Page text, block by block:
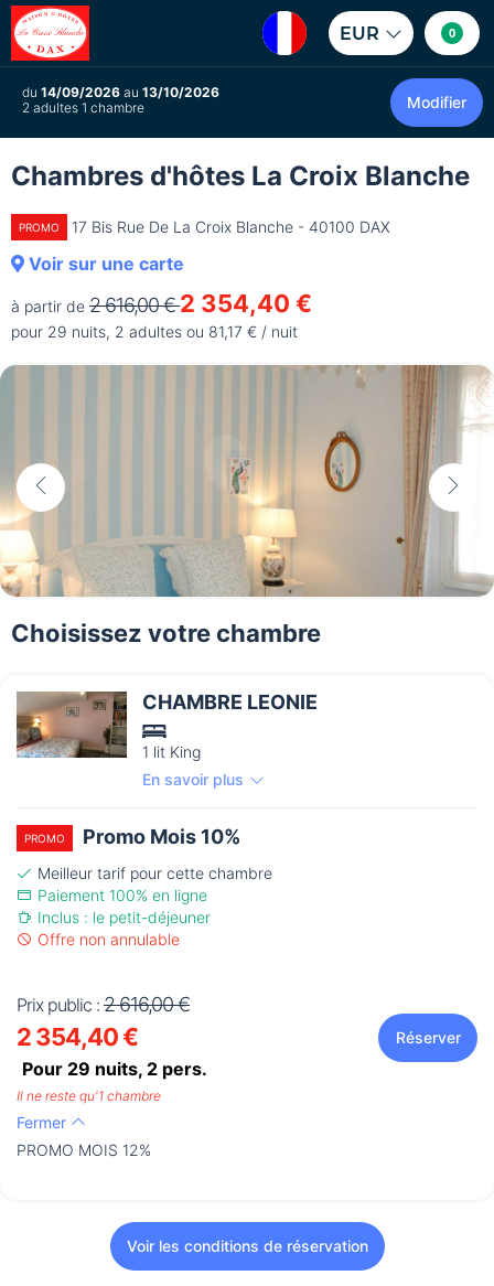
EUR 0
du 14/09/2026 au 13/10/2026
2 adultes 1 chambre
Modifier
Chambres d'hôtes La Croix Blanche
PROMO 17 Bis Rue De La Croix Blanche - 40100 DAX
Voir sur une carte
à partir de 2 616,00 €2 354,40 €
pour 29 nuits, 2 adultes ou 81,17 € / nuit
Choisissez votre chambre
CHAMBRE LEONIE
1 lit King
En savoir plus
PROMO Promo Mois 10%
Meilleur tarif pour cette chambre
Paiement 100% en ligne
Inclus : le petit-déjeuner
Offre non annulable
Prix public : 2 616,00 €
2 354,40 €
Pour 29 nuits, 2 pers.
Réserver
Il ne reste qu'1 chambre
Fermer
PROMO MOIS 12%
Voir les conditions de réservation